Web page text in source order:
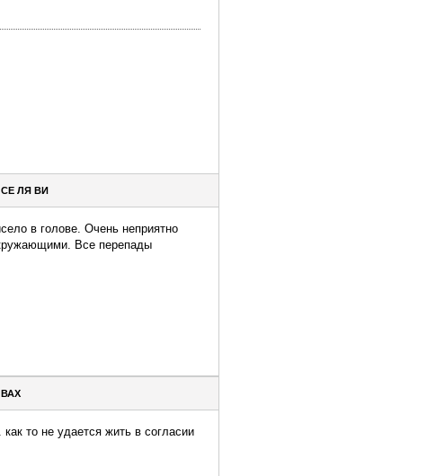
СЕ ЛЯ ВИ
в голове. Очень неприятно
Все перепады
ВАХ
то не удается жить в согласии